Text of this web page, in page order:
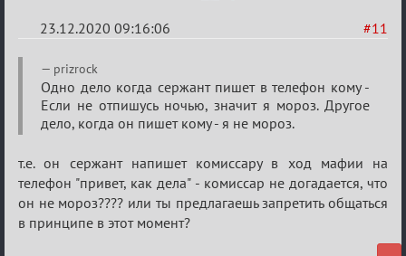
#11
23.12.2020 09:16:06
Re:
Ценная
игровая
информация
prizrock
Одно дело когда сержант пишет в телефон кому -
Если не отпишусь ночью, значит я мороз. Другое
дело, когда он пишет кому - я не мороз.
т.е. он сержант напишет комиссару в ход мафии на
телефон "привет, как дела" - комиссар не догадается, что
он не мороз???? или ты предлагаешь запретить общаться
в принципе в этот момент?